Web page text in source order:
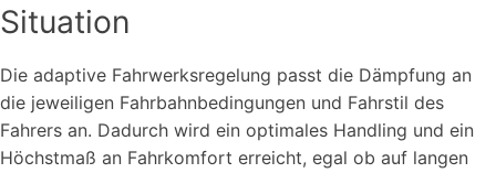
Situation
Die adaptive Fahrwerksregelung passt die Dämpfung an
die jeweiligen Fahrbahnbedingungen und Fahrstil des
Fahrers an. Dadurch wird ein optimales Handling und ein
Höchstmaß an Fahrkomfort erreicht, egal ob auf langen